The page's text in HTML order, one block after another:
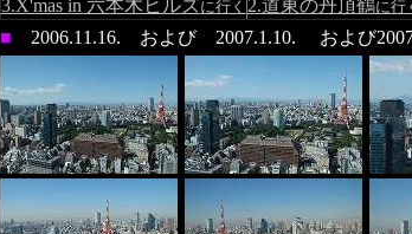
3.X'mas in 六本木ヒルズに行く 2.道東の丹頂鶴に行
■ 2006.11.16. および 2007.1.10. および